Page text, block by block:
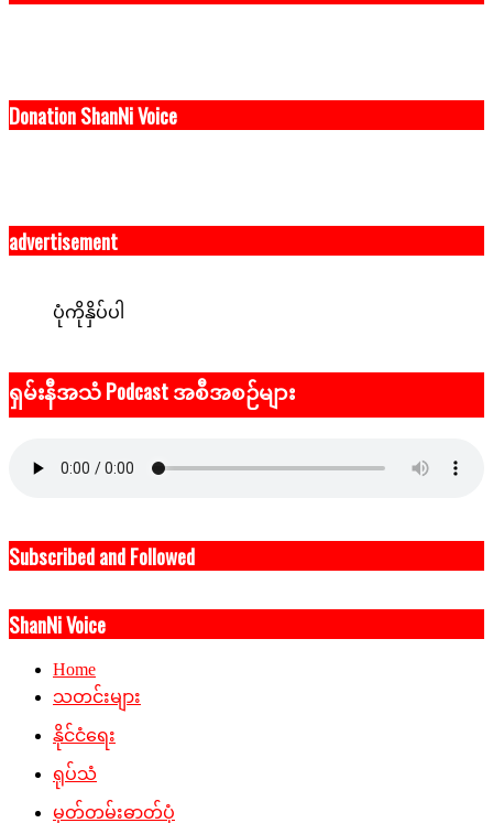
Donation ShanNi Voice
advertisement
ပုံကိုနှိပ်ပါ
ရှမ်းနီအသံ Podcast အစီအစဉ်များ
Subscribed and Followed
ShanNi Voice
Home
သတင်းများ
နိုင်ငံရေး
ရုပ်သံ
မှတ်တမ်းဓာတ်ပုံ